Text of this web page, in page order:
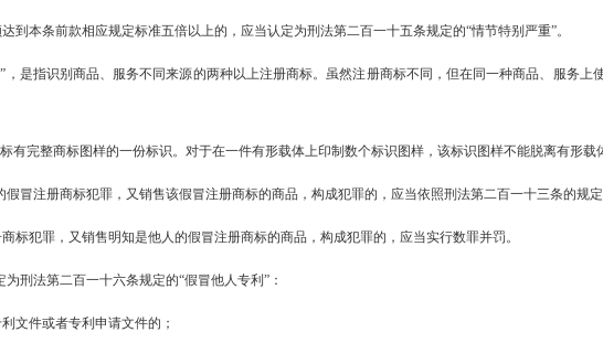
到本条前款相应规定标准五倍以上的，应当认定为刑法第二百一十五条规定的“情节特别严重”。
，是指识别商品、服务不同来源的两种以上注册商标。虽然注册商标不同，但在同一种商品、服务上
有完整商标图样的一份标识。对于在一件有形载体上印制数个标识图样，该标识图样不能脱离有形载
冒注册商标犯罪，又销售该假冒注册商标的商品，构成犯罪的，应当依照刑法第二百一十三条的规
标犯罪，又销售明知是他人的假冒注册商标的商品，构成犯罪的，应当实行数罪并罚。
刑法第二百一十六条规定的“假冒他人专利”：
文件或者专利申请文件的；